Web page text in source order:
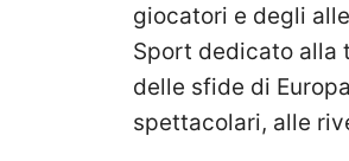
giocatori e degli
Sport dedicato alla
delle sfide di
spettacolari, alle